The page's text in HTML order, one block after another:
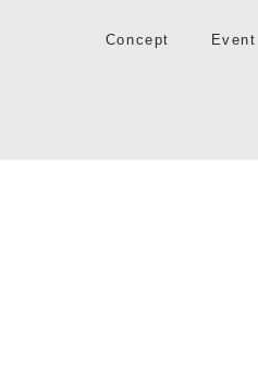
Concept Event